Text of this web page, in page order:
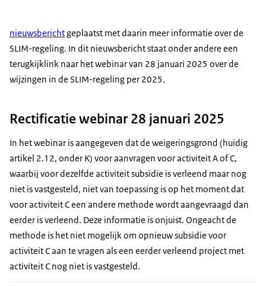
nieuwsberichtgeplaatst met daarin meer informatie over de
SLIM-regeling. In dit nieuwsbericht staat onder andere een
terugkijklink naar het webinar van 28 januari 2025 over de
wijzingen in de SLIM-regeling per 2025.
Rectificatie webinar 28 januari 2025
In het webinar is aangegeven dat de weigeringsgrond (huidig
artikel 2.12, onder K) voor aanvragen voor activiteit A of C,
waarbij voor dezelfde activiteit subsidie is verleend maar nog
niet is vastgesteld, niet van toepassing is op het moment dat
voor activiteit C een andere methode wordt aangevraagd dan
eerder is verleend. Deze informatie is onjuist. Ongeacht de
methode is het niet mogelijk om opnieuw subsidie voor
activiteit C aan te vragen als een eerder verleend project met
activiteit C nog niet is vastgesteld.